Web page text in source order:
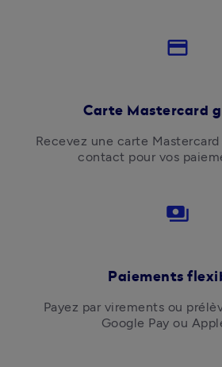
credit_card
Carte Mastercard
Recevez une carte
contact pour vos
payments
Paiements
Payez par virements ou
Google Pay ou